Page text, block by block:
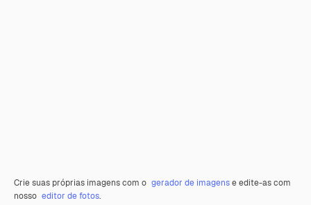
Crie suas próprias imagens com o gerador de imagense edite-as com
nosso editor de fotos.